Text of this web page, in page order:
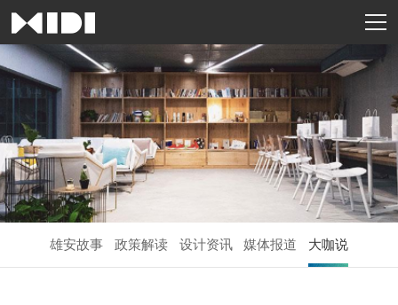
雄安故事 政策解读 设计资讯 媒体报道 大咖说